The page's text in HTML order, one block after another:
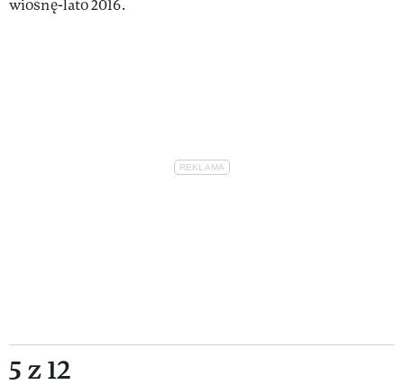
wiosnę-lato 2016.
5 z 12